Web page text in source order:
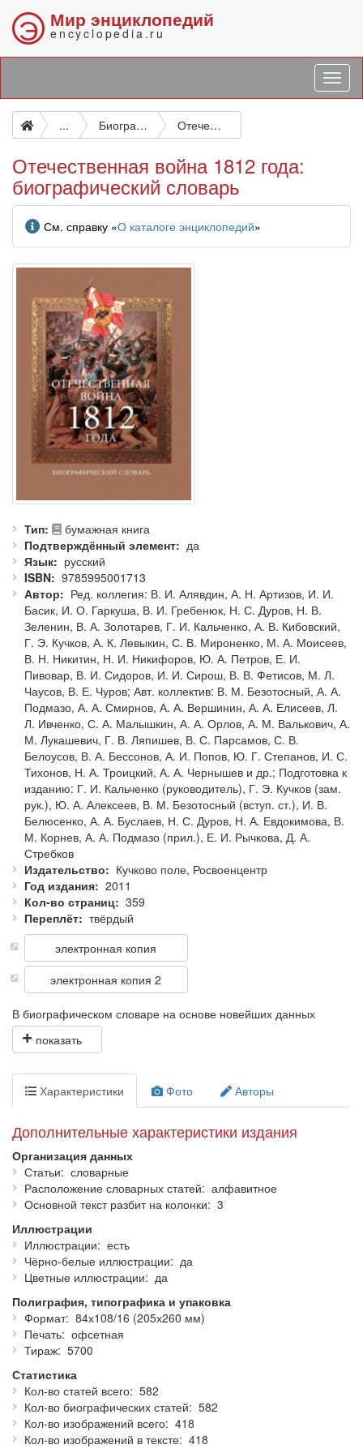
Э Мир энциклопедий
encyclopedia.ru
... Биографические и подобные исследования Отечественная война 1812 года: биографический словарь
Отечественная война 1812 года:
биографический словарь
Информация
См. справку «О каталоге энциклопедий»
Тип
бумажная книга
Подтверждённый элемент
да
Язык
русский
ISBN
9785995001713
Автор
Ред. коллегия: В. И. Алявдин, А. Н. Артизов, И. И.
Басик, И. О. Гаркуша, В. И. Гребенюк, Н. С. Дуров, Н. В.
Зеленин, В. А. Золотарев, Г. И. Кальченко, А. В. Кибовский,
Г. Э. Кучков, А. К. Левыкин, С. В. Мироненко, М. А. Моисеев,
В. Н. Никитин, Н. И. Никифоров, Ю. А. Петров, Е. И.
Пивовар, В. И. Сидоров, И. И. Сирош, В. В. Фетисов, М. Л.
Чаусов, В. Е. Чуров; Авт. коллектив: В. М. Безотосный, А. А.
Подмазо, А. А. Смирнов, А. А. Вершинин, А. А. Елисеев, Л.
Л. Ивченко, С. А. Малышкин, А. А. Орлов, А. М. Валькович, А.
М. Лукашевич, Г. В. Ляпишев, В. С. Парсамов, С. В.
Белоусов, В. А. Бессонов, А. И. Попов, Ю. Г. Степанов, И. С.
Тихонов, Н. А. Троицкий, А. А. Чернышев и др.; Подготовка к
изданию: Г. И. Кальченко (руководитель), Г. Э. Кучков (зам.
рук.), Ю. А. Алексеев, В. М. Безотосный (вступ. ст.), И. В.
Белюсенко, А. А. Буслаев, Н. С. Дуров, Н. А. Евдокимова, В.
М. Корнев, А. А. Подмазо (прил.), Е. И. Рычкова, Д. А.
Стребков
Издательство
Кучково поле, Росвоенцентр
Год издания
2011
Кол-во страниц
359
Переплёт
твёрдый
электронная копия
электронная копия 2
В биографическом словаре на основе новейших данных
исторической науки и ранее неизвестных архивных
документов представлена информация о российских
Заграничных походов русской армии 1813—1814 годов. В
словарь включены сведения о лицах, имевших военные,
флотские и гражданские чины первых пяти классов по табели
о рангах (что соответствовало генеральским чинам в армии),
либо получивших эти чины за отличия в 1812—1814 годах.
Всего в издании помещены
портретами, генералов, принимавших участие в военных
действиях и находившихся при армии и ополчении, а также
занимавшихся комплектованием и обучением резервных
частей и снабжением действующих войск всем необходимым.
В биографических очерках даются сведения о происхождении,
обучении, наградах, прохождении действительной службы,
производстве в чины и участии в войнах.
Словарь подготовлен в преддверии празднования
летнегоюбилея победы России в Отечественной войне 1812
года и предназначен для читателей, интересующихся
событиями военной истории первой половины XIX века,
министерств, ведомств и организаций, занимающихся
патриотическим воспитанием граждан Российской Федерации.
Характеристики Фото Авторы
Дополнительные характеристики издания
Организация данных
Статьи
словарные
Расположение словарных статей
алфавитное
Основной текст разбит на колонки
3
Иллюстрации
Иллюстрации
есть
Чёрно-белые иллюстрации
да
Цветные иллюстрации
да
Полиграфия, типографика и упаковка
Формат 84х108/16 (205х260 мм)
Печать офсетная
Тираж 5700
Статистика
Кол-во статей всего 582
Кол-во биографических статей
582
Кол-во изображений всего 418
Кол-во изображений в тексте 418